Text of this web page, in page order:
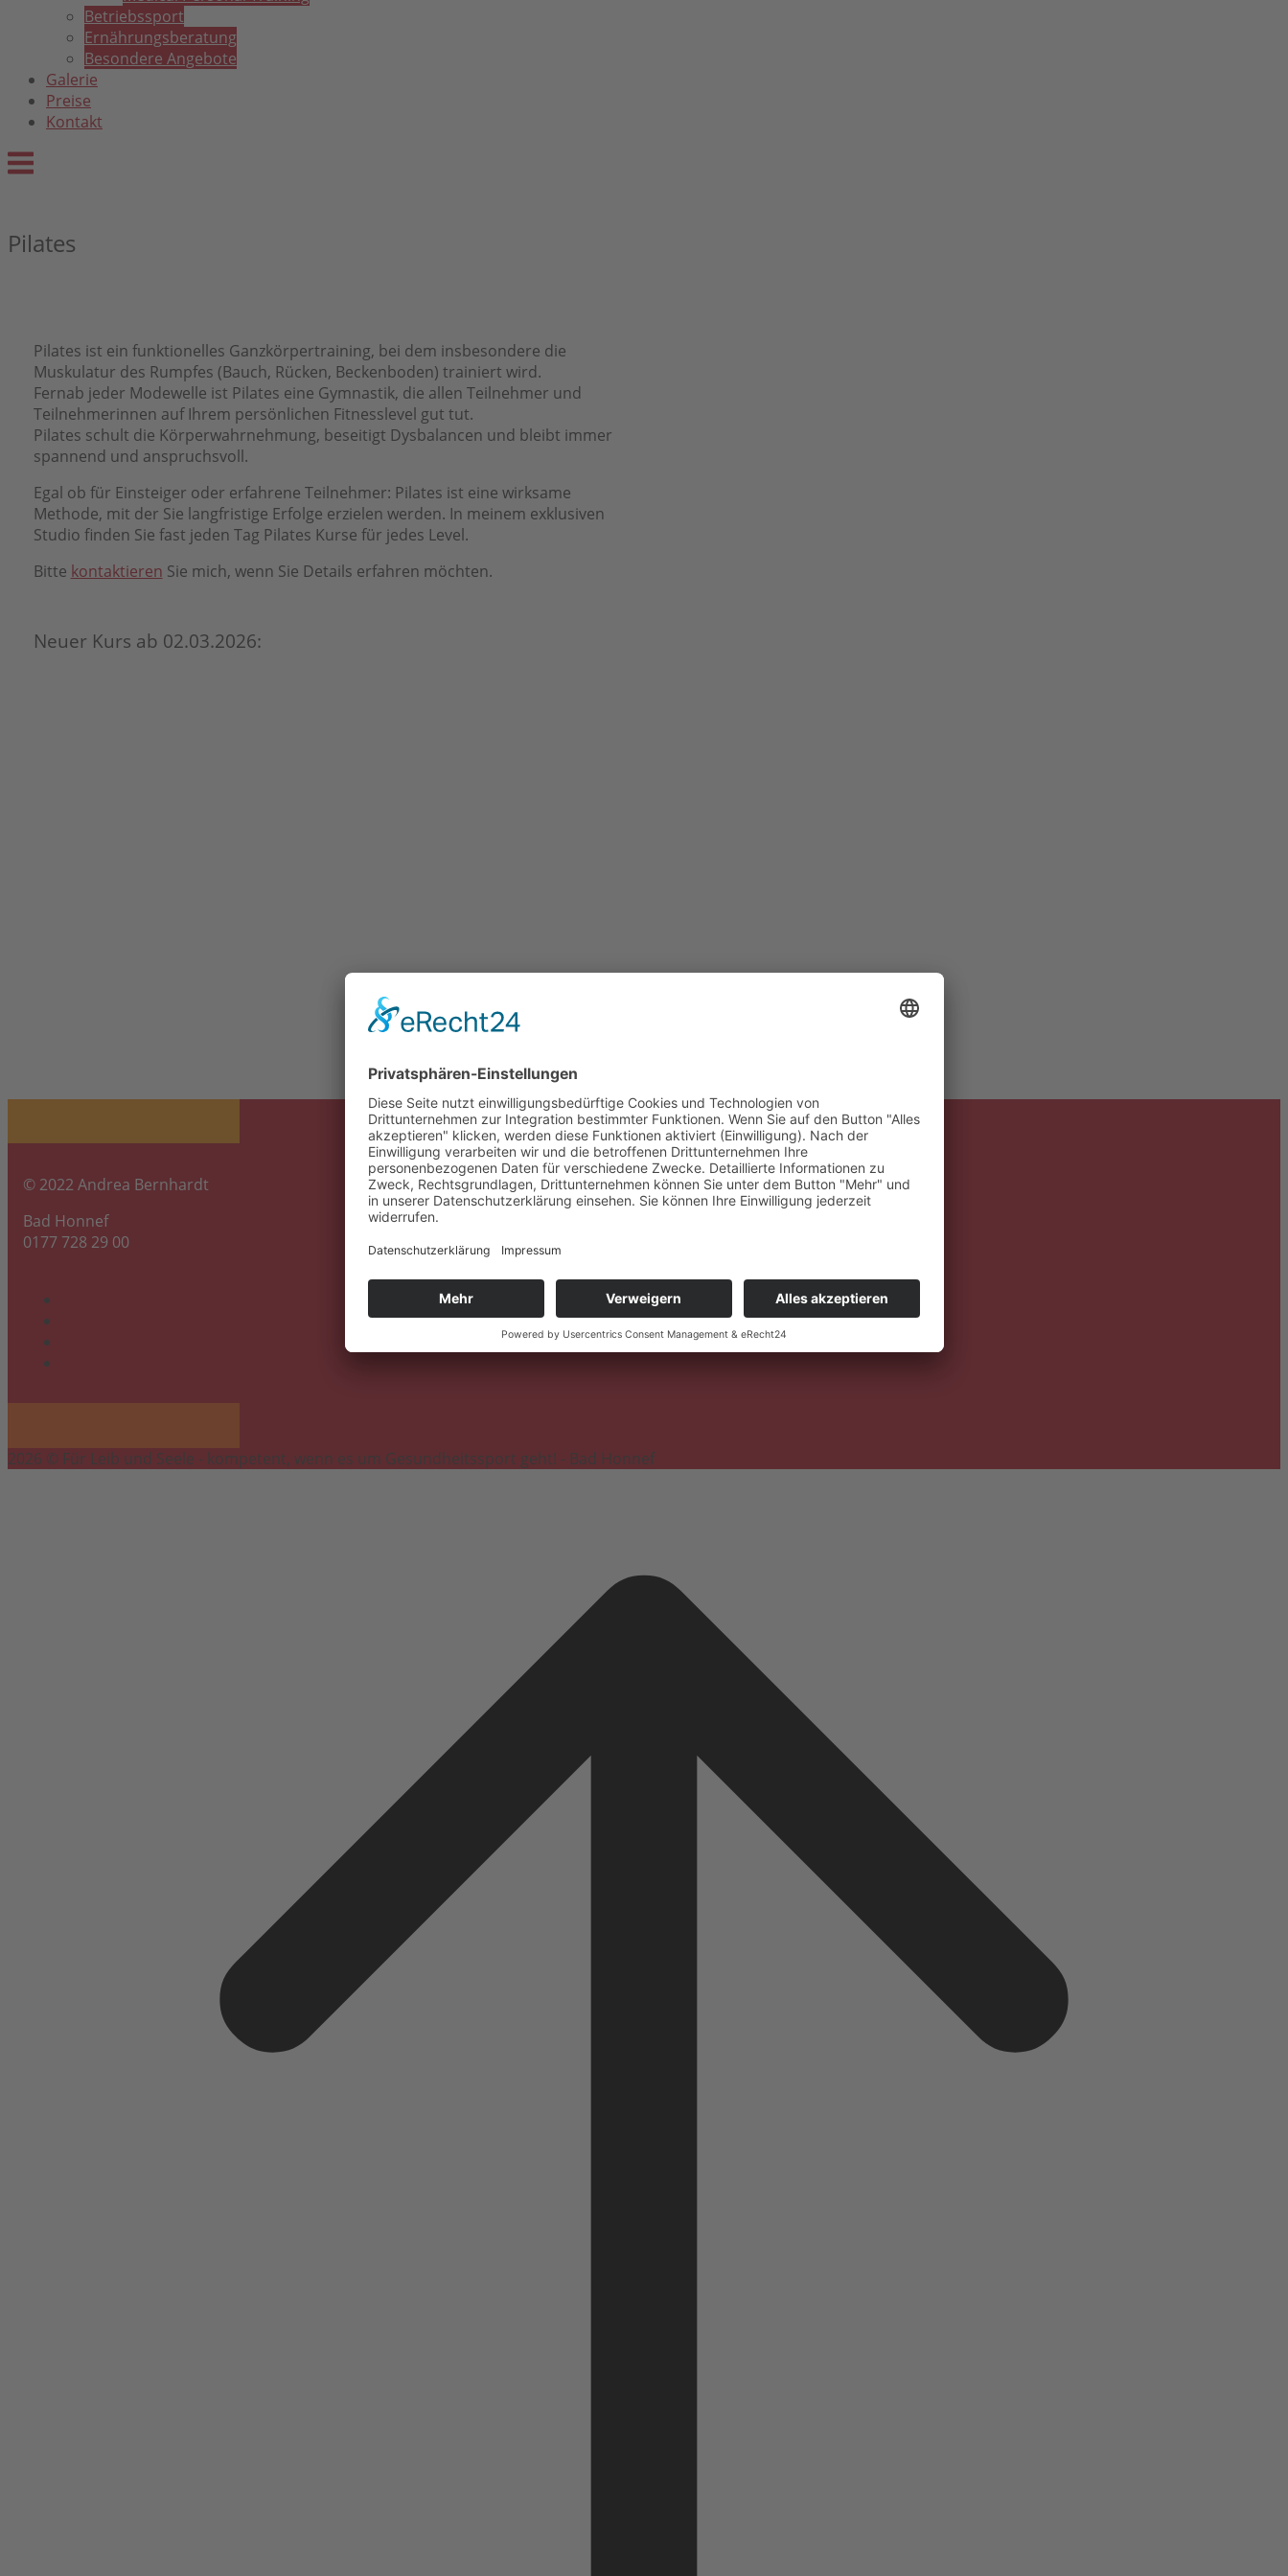
Betriebssport
Ernährungsberatung
Besondere Angebote
Galerie
Preise
Kontakt
Menu
Pilates
Pilates ist ein funktionelles Ganzkörpertraining, bei dem insbesondere die
Muskulatur des Rumpfes (Bauch, Rücken, Beckenboden) trainiert wird.
Fernab jeder Modewelle ist Pilates eine Gymnastik, die allen Teilnehmer und
Teilnehmerinnen auf Ihrem persönlichen Fitnesslevel gut tut.
Pilates schult die Körperwahrnehmung, beseitigt Dysbalancen und bleibt immer
spannend und anspruchsvoll.
Egal ob für Einsteiger oder erfahrene Teilnehmer: Pilates ist eine wirksame
Methode, mit der Sie langfristige Erfolge erzielen werden. In meinem exklusiven
Studio finden Sie fast jeden Tag Pilates Kurse für jedes Level.
Bitte kontaktieren Sie mich, wenn Sie Details erfahren möchten.
Neuer Kurs ab 02.03.2026:
© 2022 Andrea Bernhardt
Bad Honnef
0177 728 29 00
2026 © Für Leib und Seele - kompetent, wenn es um Gesundheitssport geht! - Bad HonnefDatenschutzerklärung